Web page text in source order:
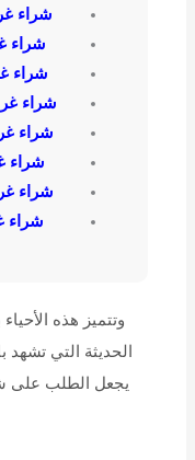
شراء
شراء
شراء
شراء
شراء
شراء
شراء
شراء
وتتميز هذه
الحديثة التي تشهد
يجعل الطلب على